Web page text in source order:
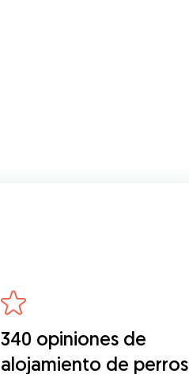
340 opiniones de
alojamiento de perros